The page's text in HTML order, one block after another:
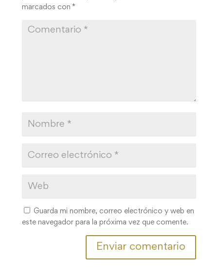
marcados con *
Guarda mi nombre, correo electrónico y web en
este navegador para la próxima vez que comente.